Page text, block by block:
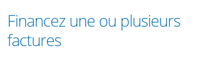
Financez une ou plusieurs
factures